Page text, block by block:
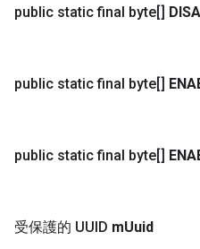
public static final byte[]
public static final byte[]
public static final byte[]
受保護的 UUID mUuid